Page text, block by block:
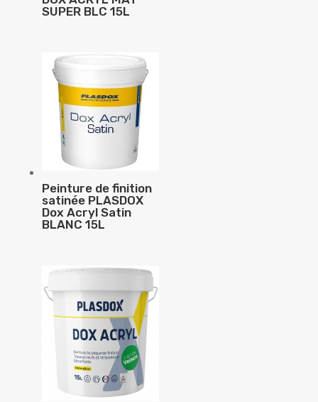
SUPER BLC 15L
Peinture de finition
satinée PLASDOX
Dox Acryl Satin
BLANC 15L